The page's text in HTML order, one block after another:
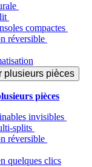
compactes
réversible
plusieurs pièces
pièces
invisibles
splits
réversible
quelques clics